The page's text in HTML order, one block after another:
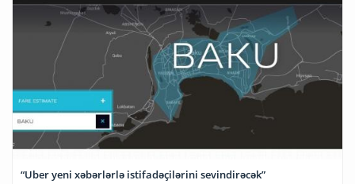
“Uber yeni xəbərlərlə istifadəçilərini sevindirəcək”